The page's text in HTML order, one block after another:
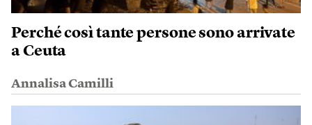
Perché così tante persone sono arrivate
a Ceuta
Annalisa Camilli